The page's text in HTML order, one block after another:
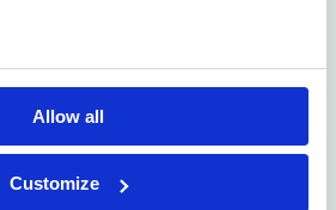
Allow all
Customize
jouw
spreken de taal en vinden
jouw kennis, stijl en ambities.
vacatures.